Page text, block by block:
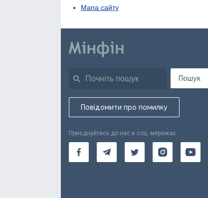
Мапа сайту
Пошук
Повідомити про помилку
Приєднуйтесь до нас в соц. мережах: